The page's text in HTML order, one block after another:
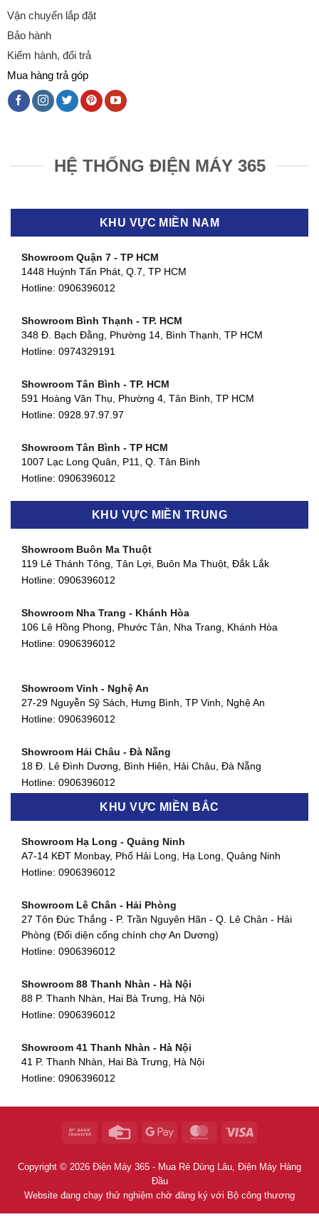
Vận chuyển lắp đặt
Bảo hành
Kiểm hành, đổi trả
Mua hàng trả góp
HỆ THỐNG ĐIỆN MÁY 365
KHU VỰC MIỀN NAM
Showroom Quận 7 - TP HCM
1448 Huỳnh Tấn Phát, Q.7, TP HCM
Hotline: 0906396012
Showroom Bình Thạnh - TP. HCM
348 Đ. Bạch Đằng, Phường 14, Bình Thạnh, TP HCM
Hotline: 0974329191
Showroom Tân Bình - TP. HCM
591 Hoàng Văn Thụ, Phường 4, Tân Bình, TP HCM
Hotline: 0928.97.97.97
Showroom Tân Bình - TP HCM
1007 Lạc Long Quân, P11, Q. Tân Bình
Hotline: 0906396012
Showroom Biên Hòa - Đồng Nai
Showroom Thuận An - Bình Dương
Showroom Quận 11 - TP. HCM
Showroom Quận 4 - TP. HCM
127 Khánh Hội, Phường 3, Quận 4,TP. HCM
Showroom Quận 7 - TP. HCM
877 Huỳnh Tấn Phát, Phú Thuận, Quận 7, TP HCM
Hotline:0906396012
580 Phan Văn Trị, Phường 7, Quận 5, TP HCM
Hotline:0906396012
90 Đ. Cộng Hòa, Phường 4, Tân Bình, TP HCM
Hotline:0906396012
KHU VỰC MIỀN TRUNG
Showroom Buôn Ma Thuột
119 Lê Thánh Tông, Tân Lợi, Buôn Ma Thuột, Đắk Lắk
Hotline: 0906396012
Showroom Nha Trang - Khánh Hòa
106 Lê Hồng Phong, Phước Tân, Nha Trang, Khánh Hòa
Hotline: 0906396012
Showroom Vinh - Nghệ An
27-29 Nguyễn Sỹ Sách, Hưng Bình, TP Vinh, Nghệ An
Hotline: 0906396012
Showroom Hải Châu - Đà Nẵng
18 Đ. Lê Đình Dương, Bình Hiên, Hải Châu, Đà Nẵng
Hotline: 0906396012
Showroom Thanh Khê - Đà Nẵng
Hotline:0906396012
Showroom Cẩm Lệ - Đà Nẵng
Hotline:0906396012
Showroom Huế
54 Hùng Vương, Phú Hội, Thành phố Huế, Thừa Thiên Huế
Showroom Hà Tĩnh
82 Quang Trung, Thạch Quý, Hà Tĩnh
Showroom Quy Nhơn - Bình Định
956 Trần Hưng Đạo, P, Thành phố Quy Nhơn, Bình Định
KHU VỰC MIỀN BẮC
Showroom Hạ Long - Quảng Ninh
A7-14 KĐT Monbay, Phố Hải Long, Hạ Long, Quảng Ninh
Hotline: 0906396012
Showroom Lê Chân - Hải Phòng
27 Tôn Đức Thắng - P. Trần Nguyên Hãn - Q. Lê Chân - Hải
Phòng (Đối diện cổng chính chợ An Dương)
Hotline: 0906396012
Showroom 88 Thanh Nhàn - Hà Nội
88 P. Thanh Nhàn, Hai Bà Trưng, Hà Nội
Hotline: 0906396012
Showroom 41 Thanh Nhàn - Hà Nội
41 P. Thanh Nhàn, Hai Bà Trưng, Hà Nội
Hotline: 0906396012
268 P. Tây Sơn, Trung Liệt, Đống Đa, Hà Nội
Showroom Khâm Thiên - Hà Nội
Copyright © 2026 Điện Máy 365 - Mua Rẻ Dùng Lâu, Điện Máy Hàng
Đầu
Website đang chạy thử nghiệm chờ đăng ký với Bộ công thương